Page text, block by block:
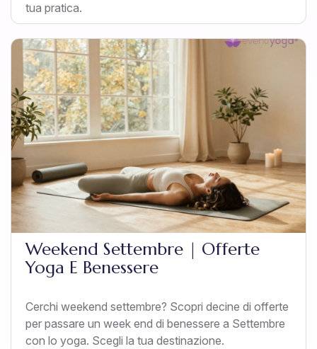
tua pratica.
Weekend Settembre | Offerte
Yoga E Benessere
Cerchi weekend settembre? Scopri decine di offerte
per passare un week end di benessere a Settembre
con lo yoga. Scegli la tua destinazione.